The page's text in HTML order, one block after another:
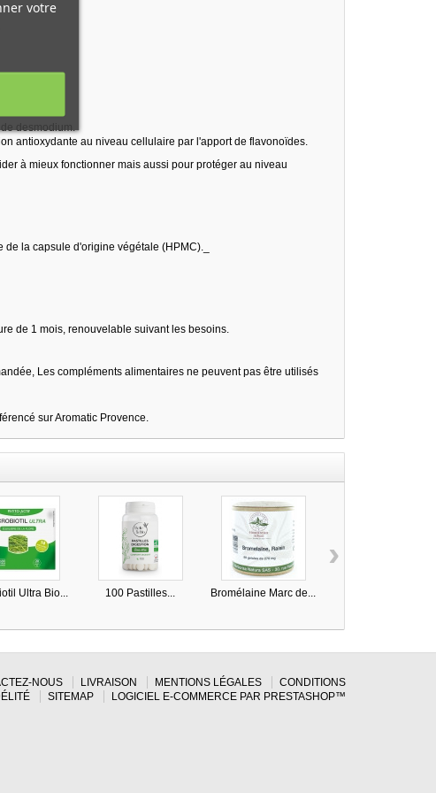
desmodium.
antioxydante au niveau cellulaire par l'apport de flavonoïdes.
à mieux fonctionner mais aussi pour protéger au niveau
la capsule d'origine végétale (HPMC)._
de 1 mois, renouvelable suivant les besoins.
Les compléments alimentaires ne peuvent pas être utilisés
sur Aromatic Provence.
Ultra Bio... 100 Pastilles... Bromélaine Marc de...
›
NOUS LIVRAISON MENTIONS LÉGALES
CONDITIONS
SITEMAP LOGICIEL E-COMMERCE PAR PRESTASHOP™
votre